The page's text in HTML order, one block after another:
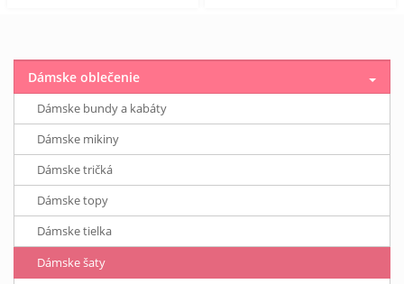
Dámske oblečenie
Dámske bundy a kabáty
Dámske mikiny
Dámske tričká
Dámske topy
Dámske tielka
Dámske šaty